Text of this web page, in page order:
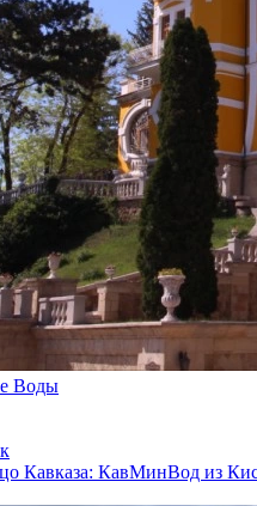
Воды
Кавказа: КавМинВод из